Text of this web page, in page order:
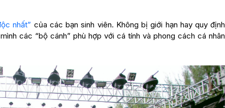
nhất” của các bạn sinh viên. Không bị giới hạn hay quy định
các “bộ cánh” phù hợp với cá tính và phong cách cá nhân